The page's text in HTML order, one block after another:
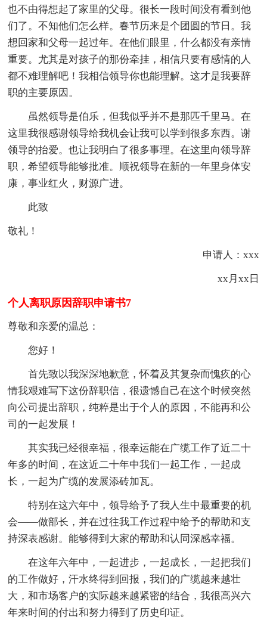
也不由得想起了家里的父母。很长一段时间没有看到他
们了。不知他们怎么样。春节历来是个团圆的节日。我
想回家和父母一起过年。在他们眼里，什么都没有亲情
重要。尤其是对孩子的那份牵挂，相信只要有感情的人
都不难理解吧！我相信领导你也能理解。这才是我要辞
职的主要原因。
虽然领导是伯乐，但我似乎并不是那匹千里马。在
这里我很感谢领导给我机会让我可以学到很多东西。谢
领导的抬爱。也让我明白了很多事理。在这里向领导辞
职，希望领导能够批准。顺祝领导在新的一年里身体安
康，事业红火，财源广进。
此致
敬礼！
申请人：xxx
xx月xx日
个人离职原因辞职申请书7
尊敬和亲爱的温总：
您好！
首先致以我深深地歉意，怀着及其复杂而愧疚的心
情我艰难写下这份辞职信，很遗憾自己在这个时候突然
向公司提出辞职，纯粹是出于个人的原因，不能再和公
司的一起发展！
其实我已经很幸福，很幸运能在广缆工作了近二十
年多的时间，在这近二十年中我们一起工作，一起成
长，一起为广缆的发展添砖加瓦。
特别在这六年中，领导给予了我人生中最重要的机
会——做部长，并在过往我工作过程中给予的帮助和支
持深表感谢。能够得到大家的帮助和认同深感幸福。
在这年六年中，一起进步，一起成长，一起把我们
的工作做好，汗水终得到回报，我们的广缆越来越壮
大，和市场客户的实际越来越紧密的结合，我很高兴六
年来时间的付出和努力得到了历史印证。